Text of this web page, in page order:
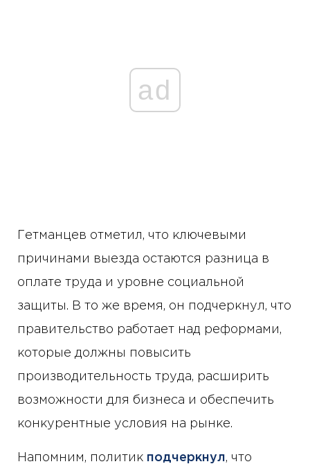
ad
Гетманцев отметил, что ключевыми
причинами выезда остаются разница в
оплате труда и уровне социальной
защиты. В то же время, он подчеркнул, что
правительство работает над реформами,
которые должны повысить
производительность труда, расширить
возможности для бизнеса и обеспечить
конкурентные условия на рынке.
Напомним, политик подчеркнул, что